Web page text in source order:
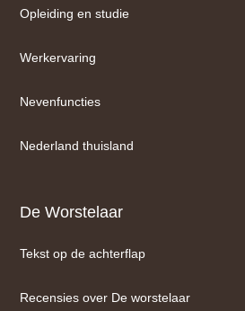
Opleiding en studie
Werkervaring
Nevenfuncties
Nederland thuisland
De Worstelaar
Tekst op de achterflap
Recensies over De worstelaar